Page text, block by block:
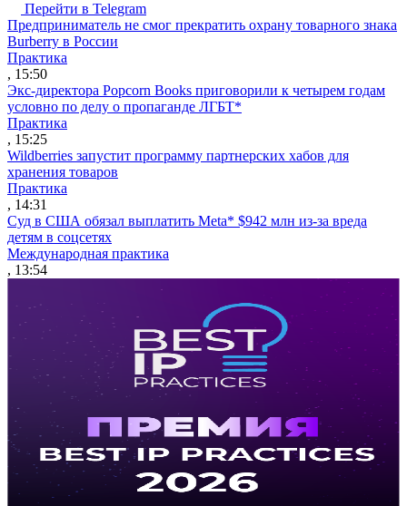
Перейти в Telegram
Предприниматель не смог прекратить охрану товарного знака
Burberry в России
Практика
, 15:50
Экс-директора Popcorn Books приговорили к четырем годам
условно по делу о пропаганде ЛГБТ*
Практика
, 15:25
Wildberries запустит программу партнерских хабов для
хранения товаров
Практика
, 14:31
Суд в США обязал выплатить Meta* $942 млн из-за вреда
детям в соцсетях
Международная практика
, 13:54